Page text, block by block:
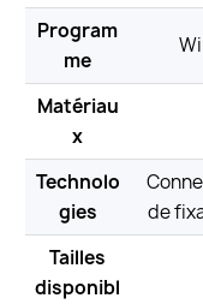
Program
me
Matériau
x
Technolo
gies
de
Tailles
disponibl